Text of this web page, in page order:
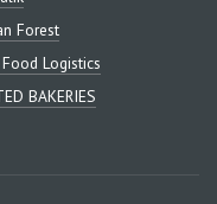
Forest
Logistics
BAKERIES